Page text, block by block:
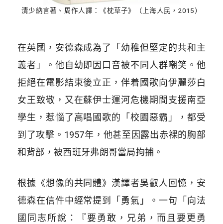
清少納言著、周作人譯：《枕草子》（上海人民，2015）
在英國，安德森成為了「幼稚但堅定的共和主
義者」。他自幼即因口音被不同人群嘲笑。他
拒絕在電影結束後立正，伴着國歌向伊麗莎白
女王致敬，又在蘇伊士運河危機期間支援南亞
學生，惹惱了高唱國歌的「校園惡霸」，都受
到了攻擊。1957年，他甚至因露出赤裸的胸部
和背部，被西班牙弗朗哥當局拘捕。
根據《想像的共同體》漢譯者吳叡人回憶，安
德森在信件中經常提到「勇氣」。一句「向法
國同志所說：『要勇敢，兄弟，而且要更勇